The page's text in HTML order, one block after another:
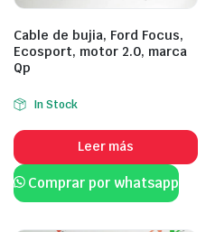
Cable de bujia, Ford Focus,
Ecosport, motor 2.0, marca
Qp
In Stock
Leer más
Comprar por whatsapp